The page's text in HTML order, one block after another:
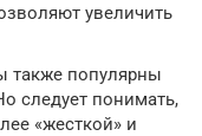
увеличить
также популярны
следует понимать,
«жесткой» и